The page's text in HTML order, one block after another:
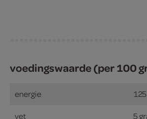
voedingswaarde (per 100
energie
vet 5